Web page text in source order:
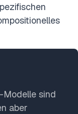
Modelle sind
aber